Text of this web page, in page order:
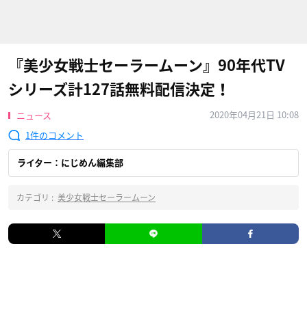
『美少女戦士セーラームーン』90年代TV
シリーズ計127話無料配信決定！
ニュース
2020年04月21日 10:08
1
ライター：にじめん編集部
カテゴリ : 美少女戦士セーラームーン